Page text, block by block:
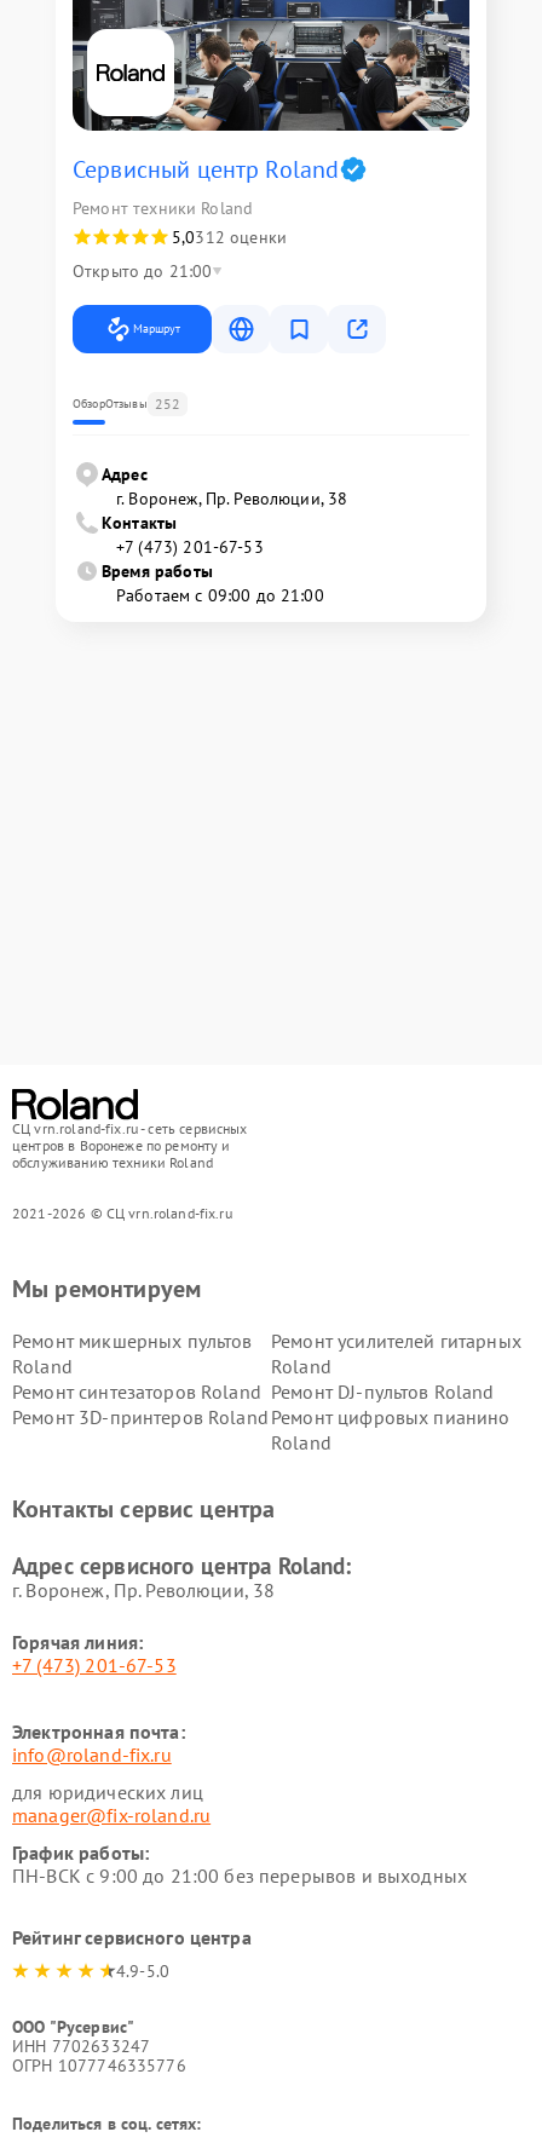
Сервисный центр Roland
Ремонт техники Roland
5,0312 оценки
Открыто до 21:00
Маршрут
ОбзорОтзывы 252
Адрес
г. Воронеж, Пр. Революции, 38
Контакты
+7 (473) 201-67-53
Время работы
Работаем с 09:00 до 21:00
СЦ vrn.roland-fix.ru - сеть сервисных
центров в Воронеже по ремонту и
обслуживанию техники Roland
2021-2026 © СЦ vrn.roland-fix.ru
Мы ремонтируем
Ремонт микшерных пультов
Roland
Ремонт усилителей гитарных
Roland
Ремонт синтезаторов Roland Ремонт DJ-пультов Roland
Ремонт 3D-принтеров Roland Ремонт цифровых пианино
Roland
Контакты сервис центра
Адрес сервисного центра Roland:
г. Воронеж, Пр. Революции, 38
Горячая линия:
+7 (473) 201-67-53
Электронная почта:
info@roland-fix.ru
для юридических лиц
manager@fix-roland.ru
График работы:
ПН-ВСК с 9:00 до 21:00 без перерывов и выходных
Рейтинг сервисного центра
4.9-5.0
ООО "Русервис"
ИНН 7702633247
ОГРН 1077746335776
Поделиться в соц. сетях: